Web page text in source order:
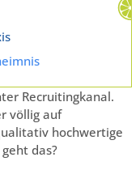
Recruitingkanal.
völlig auf
hochwertige
das?